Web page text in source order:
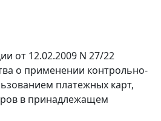
от 12.02.2009 N 27/22
о применении контрольно-
платежных карт,
в принадлежащем